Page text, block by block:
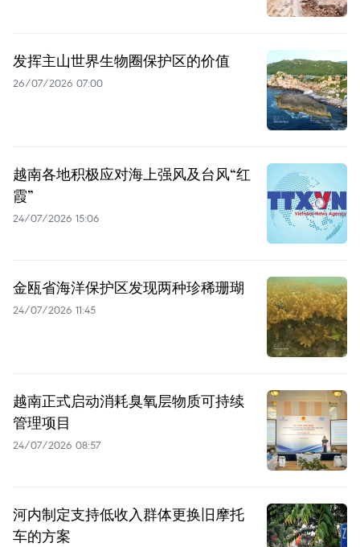
发挥主山世界生物圈保护区的价值
26/07/2026 07:00
越南各地积极应对海上强风及台风“红
霞”
24/07/2026 15:06
金瓯省海洋保护区发现两种珍稀珊瑚
24/07/2026 11:45
越南正式启动消耗臭氧层物质可持续
管理项目
24/07/2026 08:57
河内制定支持低收入群体更换旧摩托
车的方案